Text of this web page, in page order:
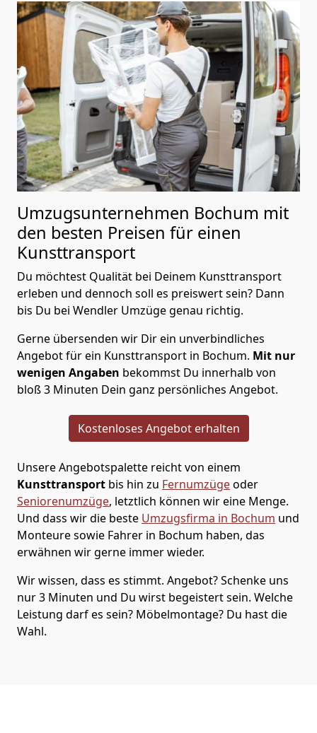
Umzugsunternehmen Bochum mit
den besten Preisen für einen
Kunsttransport
Du möchtest Qualität bei Deinem Kunsttransport
erleben und dennoch soll es preiswert sein? Dann
bis Du bei Wendler Umzüge genau richtig.
Gerne übersenden wir Dir ein unverbindliches
Angebot für ein Kunsttransport in Bochum. Mit nur
wenigen Angaben bekommst Du innerhalb von
bloß 3 Minuten Dein ganz persönliches Angebot.
Kostenloses Angebot erhalten
Unsere Angebotspalette reicht von einem
Kunsttransport bis hin zu Fernumzügeoder
Seniorenumzüge, letztlich können wir eine Menge.
Und dass wir die beste Umzugsfirma in Bochum und
Monteure sowie Fahrer in Bochum haben, das
erwähnen wir gerne immer wieder.
Wir wissen, dass es stimmt. Angebot? Schenke uns
nur 3 Minuten und Du wirst begeistert sein. Welche
Leistung darf es sein? Möbelmontage? Du hast die
Wahl.